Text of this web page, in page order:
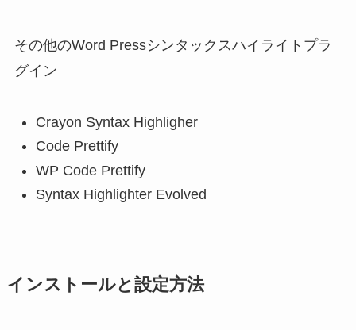
その他のWord Pressシンタックスハイライトプラ
グイン
Crayon Syntax Highligher
Code Prettify
WP Code Prettify
Syntax Highlighter Evolved
インストールと設定方法